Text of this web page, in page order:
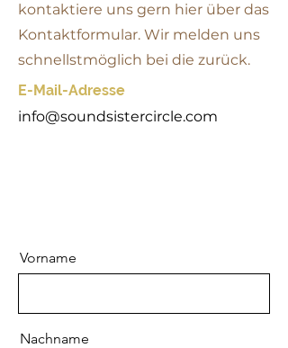
kontaktiere uns gern hier über das
Kontaktformular. Wir melden uns
schnellstmöglich bei die zurück.
​E-Mail-Adresse
info@soundsistercircle.com
Vorname
Nachname